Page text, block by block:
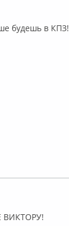
будешь в КПЗ!
ВИКТОРУ!